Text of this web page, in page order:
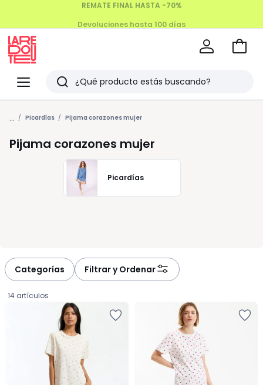
Menu
Redoute
Buscar
Últimos
artículos
vistos
Ir
... Picardías Pijama corazones mujer
Pijama corazones mujer
Picardías
Categorías Filtrar y Ordenar
14 artículos